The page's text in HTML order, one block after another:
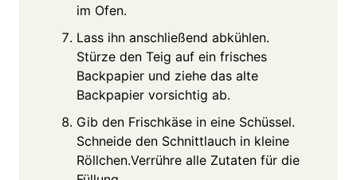
im Ofen.
Lass ihn anschließend abkühlen.
Stürze den Teig auf ein frisches
Backpapier und ziehe das alte
Backpapier vorsichtig ab.
Gib den Frischkäse in eine Schüssel.
Schneide den Schnittlauch in kleine
Röllchen.Verrühre alle Zutaten für die